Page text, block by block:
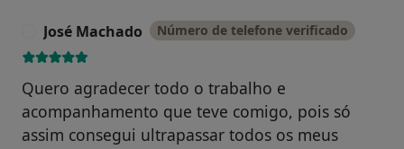
José Machado Número de telefone verificado
Quero agradecer todo o trabalho e
acompanhamento que teve comigo, pois só
assim consegui ultrapassar todos os meus